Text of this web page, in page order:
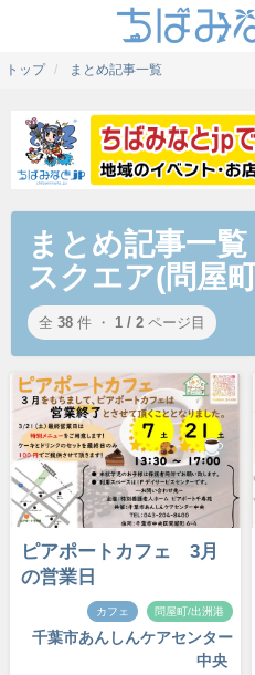
トップ まとめ記事一覧
まとめ記事一
スクエア(問屋
全 38 件 ・ 1 / 2 ページ目
ピアポートカフェ 3月
の営業日
カフェ 問屋町/出洲港
千葉市あんしんケアセンター
中央